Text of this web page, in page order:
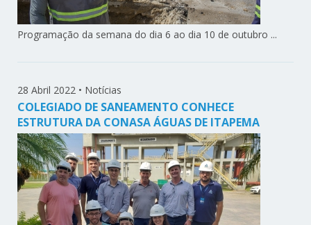
Programação da semana do dia 6 ao dia 10 de outubro ...
28 Abril 2022 • Notícias
COLEGIADO DE SANEAMENTO CONHECE
ESTRUTURA DA CONASA ÁGUAS DE ITAPEMA